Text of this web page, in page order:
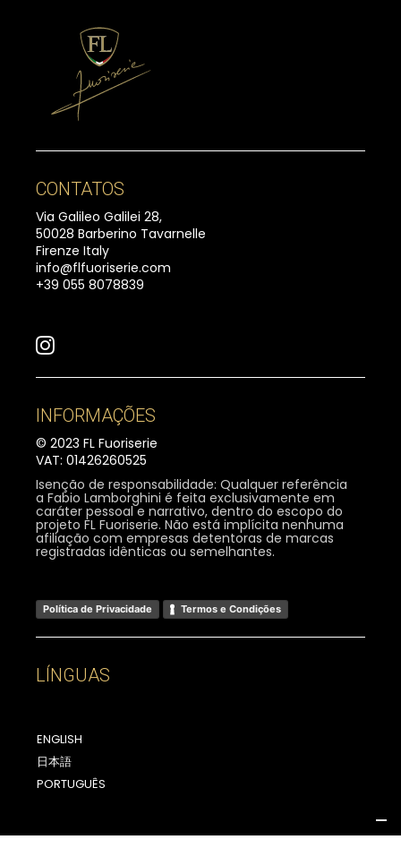
CONTATOS
Via Galileo Galilei 28,
50028 Barberino Tavarnelle
Firenze Italy
info@flfuoriserie.com
+39 055 8078839
INFORMAÇÕES
© 2023 FL Fuoriserie
VAT: 01426260525
Isenção de responsabilidade: Qualquer referência
a Fabio Lamborghini é feita exclusivamente em
caráter pessoal e narrativo, dentro do escopo do
projeto FL Fuoriserie. Não está implícita nenhuma
afiliação com empresas detentoras de marcas
registradas idênticas ou semelhantes.
Política de Privacidade Termos e Condições
LÍNGUAS
ENGLISH
日本語
PORTUGUÊS